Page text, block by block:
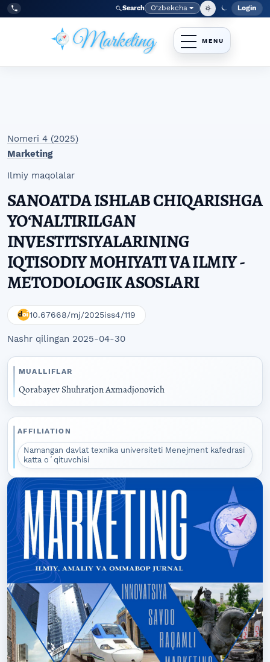
Skip to main navigation menu
Skip to main content
Skip to site footer
Tel:
+998977838464 Search Language
O‘zbekcha Login
Nomeri 4 (2025)
Marketing
Ilmiy maqolalar
SANOATDA ISHLAB CHIQARISHGA
YOʻNALTIRILGAN
INVESTITSIYALARINING
IQTISODIY MOHIYATI VA ILMIY -
METODOLOGIK ASOSLARI
10.67668/mj/2025iss4/119
Nashr qilingan 2025-04-30
MUALLIFLAR
Qorabayev Shuhratjon Axmadjonovich
AFFILIATION
Namangan davlat texnika universiteti Menejment kafedrasi
katta oʻqituvchisi